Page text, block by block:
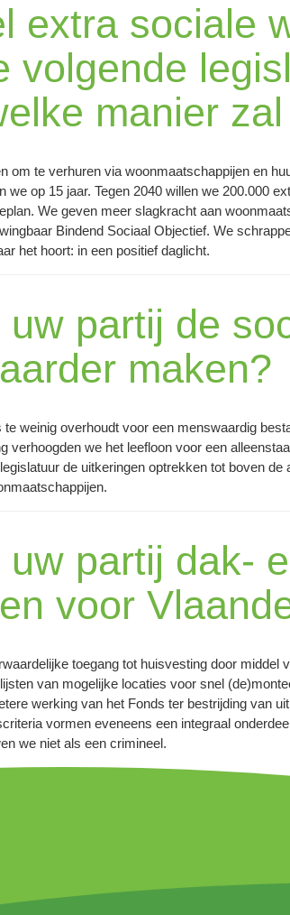
extra sociale
volgende
manier
om te verhuren via woonmaatschappijen en
we op 15 jaar. Tegen 2040 willen we 200.000
We geven meer slagkracht aan
Bindend Sociaal Objectief. We
het hoort: in een positief daglicht.
uw partij de
maken?
weinig overhoudt voor een menswaardig
verhoogden we het leefloon voor een
de uitkeringen optrekken tot boven
uw partij dak-
voor
toegang tot huisvesting door
van mogelijke locaties voor snel
werking van het Fonds ter bestrijding van
vormen eveneens een integraal
we niet als een crimineel.